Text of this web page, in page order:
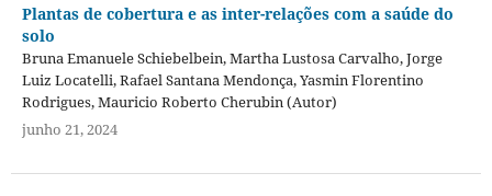
Plantas de cobertura e as inter-relações com a saúde do
solo
Bruna Emanuele Schiebelbein, Martha Lustosa Carvalho, Jorge
Luiz Locatelli, Rafael Santana Mendonça, Yasmin Florentino
Rodrigues, Mauricio Roberto Cherubin (Autor)
junho 21, 2024